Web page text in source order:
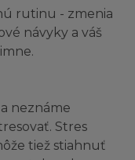
rutinu - zmenia
návyky a váš
neznáme
Stres
tiež stiahnuť